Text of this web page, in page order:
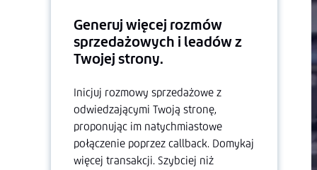
Generuj więcej rozmów
sprzedażowych i leadów z
Twojej strony.
Inicjuj rozmowy sprzedażowe z
odwiedzającymi Twoją stronę,
proponując im natychmiastowe
połączenie poprzez callback. Domykaj
więcej transakcji. Szybciej niż